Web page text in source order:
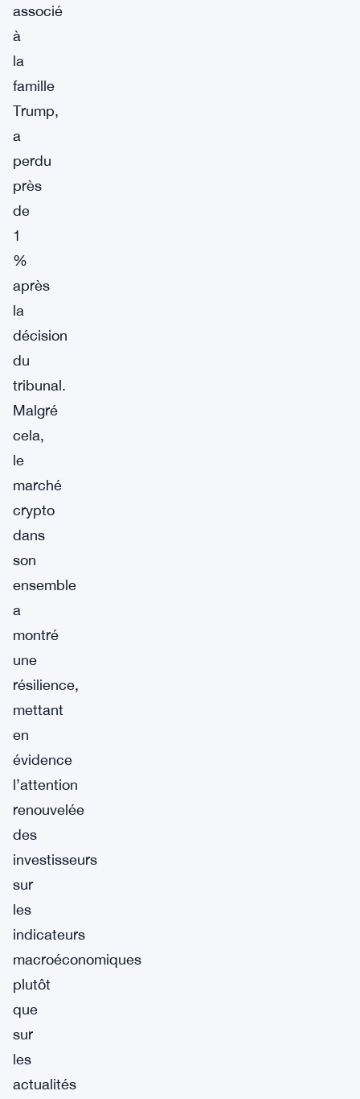
associé
à
la
famille
Trump,
a
perdu
près
de
1
%
après
la
décision
du
tribunal.
Malgré
cela,
le
marché
crypto
dans
son
ensemble
a
montré
une
résilience,
mettant
en
évidence
l’attention
renouvelée
des
investisseurs
sur
les
indicateurs
macroéconomiques
plutôt
que
sur
les
actualités